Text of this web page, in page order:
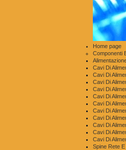
Home page
Componenti
Cavi Di
Cavi Di
Cavi Di
Cavi Di
Cavi Di
Cavi Di
Cavi Di
Cavi Di
Cavi Di
Cavi Di
Cavi Di
Spine Rete E